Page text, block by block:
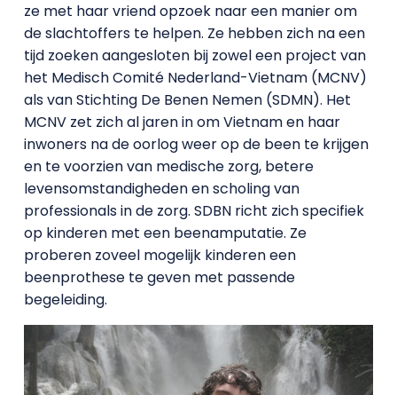
ze met haar vriend opzoek naar een manier om
de slachtoffers te helpen. Ze hebben zich na een
tijd zoeken aangesloten bij zowel een project van
het Medisch Comité Nederland-Vietnam (MCNV)
als van Stichting De Benen Nemen (SDMN). Het
MCNV zet zich al jaren in om Vietnam en haar
inwoners na de oorlog weer op de been te krijgen
en te voorzien van medische zorg, betere
levensomstandigheden en scholing van
professionals in de zorg. SDBN richt zich specifiek
op kinderen met een beenamputatie. Ze
proberen zoveel mogelijk kinderen een
beenprothese te geven met passende
begeleiding.